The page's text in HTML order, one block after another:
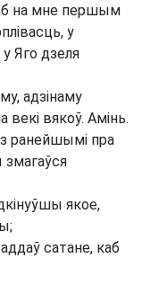
на мне першым
у
Яго дзеля
адзінаму
вякоў. Амінь.
ранейшымі пра
змагаўся
якое,
аддаў сатане, каб